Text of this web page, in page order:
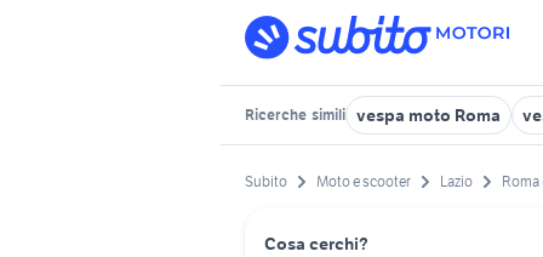
Ricerche simili vespa moto Roma
Subito Moto e scooter Lazio Roma
Cosa cerchi?